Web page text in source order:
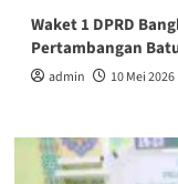
Waket 1 DPRD
Pertambangan
admin 10 Mei 2026